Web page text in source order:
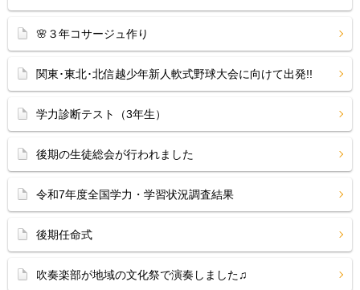
🌸３年コサージュ作り
関東･東北･北信越少年新人軟式野球大会に向けて出発!!
学力診断テスト（3年生）
後期の生徒総会が行われました
令和7年度全国学力・学習状況調査結果
後期任命式
吹奏楽部が地域の文化祭で演奏しました♫